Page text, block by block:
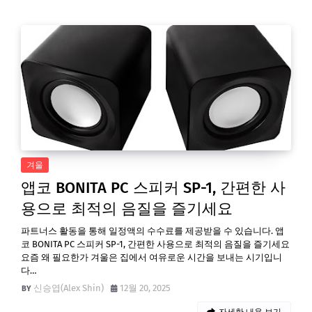
겨울
앱코 BONITA PC 스피커 SP-1, 간편한 사
용으로 최적의 음질을 즐기세요
파트너스 활동을 통해 일정액의 수수료를 제공받을 수 있습니다. 앱
코 BONITA PC 스피커 SP-1, 간편한 사용으로 최적의 음질을 즐기세요
요즘 왜 필요한가 겨울은 집에서 여유로운 시간을 보내는 시기입니
다…
신승엽(Alex Shin)
12월 20, 2025